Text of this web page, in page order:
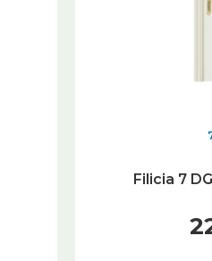
Filicia 7